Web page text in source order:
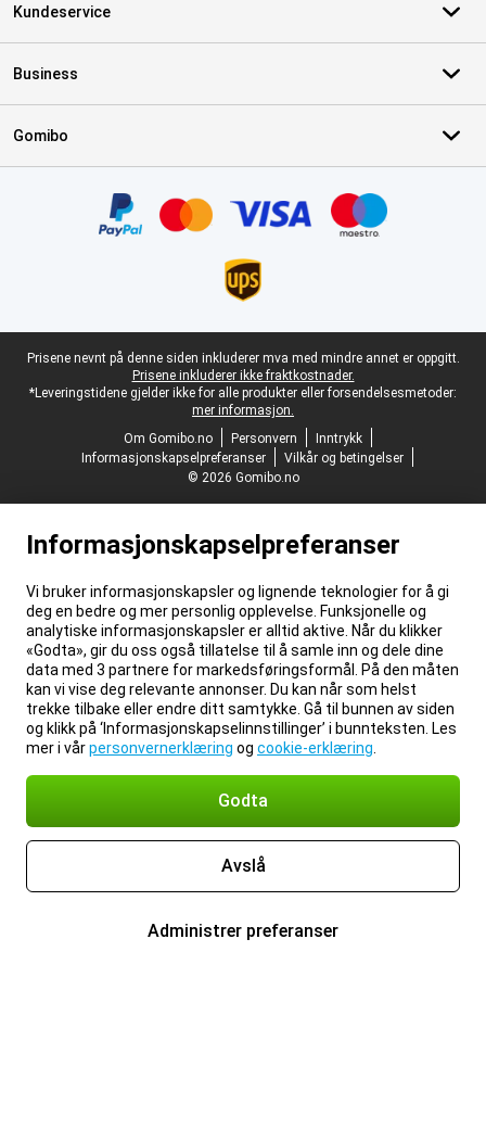
Kundeservice
Business
Gomibo
Juridisk bunntekst
Prisene nevnt på denne siden inkluderer mva med mindre annet er oppgitt.
Prisene inkluderer ikke fraktkostnader.
*Leveringstidene gjelder ikke for alle produkter eller forsendelsesmetoder:
mer informasjon.
Om Gomibo.no
Personvern
Inntrykk
Informasjonskapselpreferanser
Vilkår og betingelser
© 2026 Gomibo.no
Informasjonskapselpreferanser
Vi bruker informasjonskapsler og lignende teknologier for å gi
deg en bedre og mer personlig opplevelse. Funksjonelle og
analytiske informasjonskapsler er alltid aktive. Når du klikker
«Godta», gir du oss også tillatelse til å samle inn og dele dine
data med 3 partnere for markedsføringsformål. På den måten
kan vi vise deg relevante annonser. Du kan når som helst
trekke tilbake eller endre ditt samtykke. Gå til bunnen av siden
og klikk på ‘Informasjonskapselinnstillinger’ i bunnteksten. Les
mer i vårpersonvernerklæring og cookie-erklæring
Godta
Avslå
Administrer preferanser